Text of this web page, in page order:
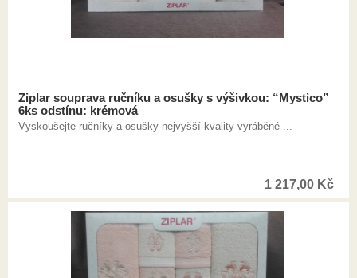
Ziplar souprava ručníku a osušky s výšivkou: “Mystico”
6ks odstínu: krémová
Vyskoušejte ručníky a osušky nejvyšší kvality vyráběné ...
1 217,00 Kč